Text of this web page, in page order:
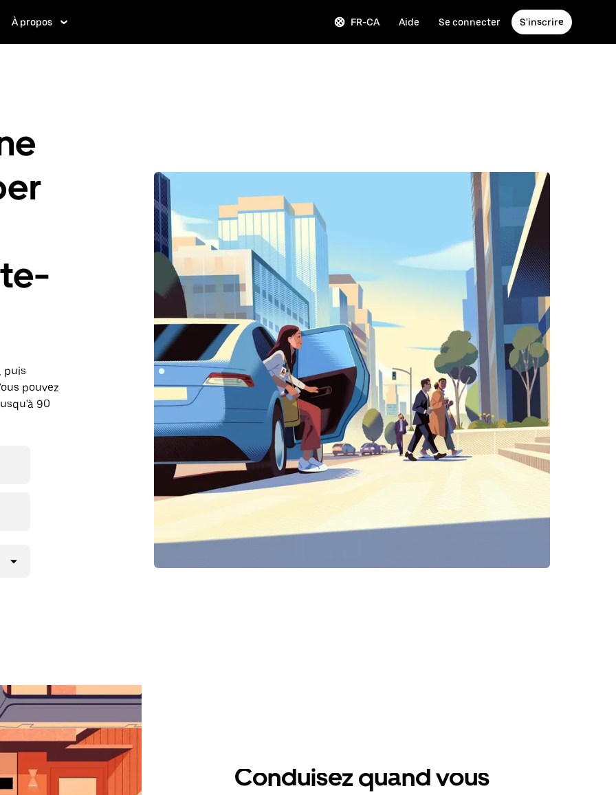
À propos FR-CA Aide Se connecter S'inscrire
puis
pouvez
90
Conduisez quand vous